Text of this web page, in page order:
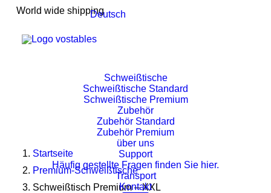
World wide shippingDeutsch
Schweißtische
Schweißtische Standard
Schweißtische Premium
Zubehör
Zubehör Standard
Zubehör Premium
über uns
Support
Häufig gestellte Fragen finden Sie hier.
Transport
Kontakt
Startseite
Premium-Schweißtische
Schweißtisch Premium – XXL